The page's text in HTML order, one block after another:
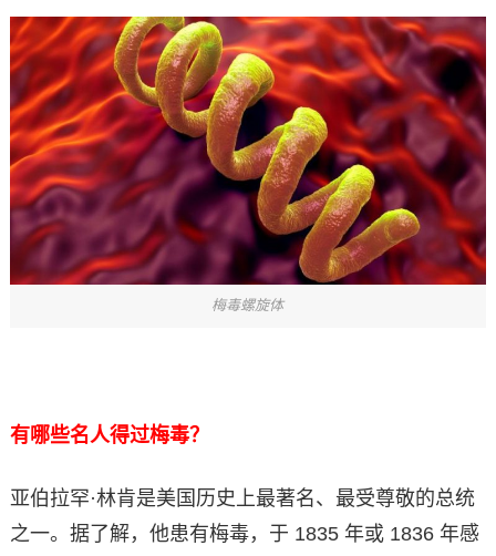
梅毒螺旋体
有哪些名人得过梅毒？
亚伯拉罕·林肯是美国历史上最著名、最受尊敬的总统
之一。据了解，他患有梅毒，于 1835 年或 1836 年感